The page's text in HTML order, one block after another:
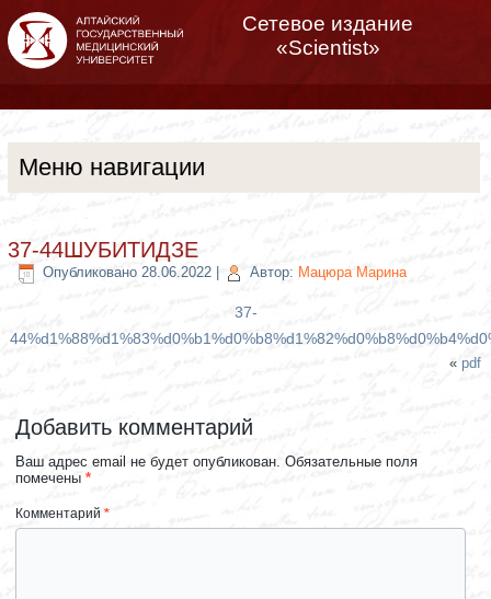
Сетевое издание
«Scientist»
Меню навигации
37-44ШУБИТИДЗЕ
Опубликовано 28.06.2022 Автор: Мацюра Марина
37-
« pdf
Добавить комментарий
Ваш адрес email не будет опубликован. Обязательные поля
помечены*
Комментарий*